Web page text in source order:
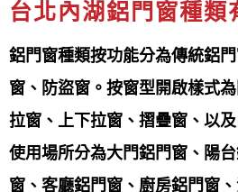
鋁門窗工程宅急便提供品質第
您的需求設計出符合您個人的
保固：
台北內湖鋁門窗種類
鋁門窗種類按功能分為傳統鋁
窗、防盜窗。按窗型開啟樣式
拉窗、上下拉窗、摺疊窗、以
使用場所分為大門鋁門窗、陽
窗、客廳鋁門窗、廚房鋁門窗